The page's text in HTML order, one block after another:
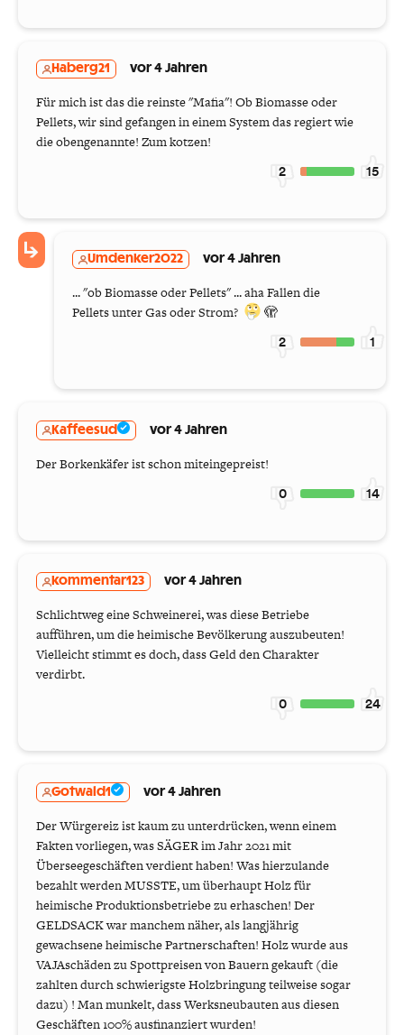
Haberg21 vor 4 Jahren
Für mich ist das die reinste "Mafia"! Ob Biomasse oder
Pellets, wir sind gefangen in einem System das regiert wie
die obengenannte! Zum kotzen!
2 15
Umdenker2022 vor 4 Jahren
... "ob Biomasse oder Pellets" ... aha Fallen die
Pellets unter Gas oder Strom?
🫣
2 1
Kaffeesud vor 4 Jahren
Der Borkenkäfer ist schon miteingepreist!
0 14
kommentar123 vor 4 Jahren
Schlichtweg eine Schweinerei, was diese Betriebe
aufführen, um die heimische Bevölkerung auszubeuten!
Vielleicht stimmt es doch, dass Geld den Charakter
verdirbt.
0 24
Gotwald1 vor 4 Jahren
Der Würgereiz ist kaum zu unterdrücken, wenn einem
Fakten vorliegen, was SÄGER im Jahr 2021 mit
Überseegeschäften verdient haben! Was hierzulande
bezahlt werden MUSSTE, um überhaupt Holz für
heimische Produktionsbetriebe zu erhaschen! Der
GELDSACK war manchem näher, als langjährig
gewachsene heimische Partnerschaften! Holz wurde aus
VAJAschäden zu Spottpreisen von Bauern gekauft (die
zahlten durch schwierigste Holzbringung teilweise sogar
dazu) ! Man munkelt, dass Werksneubauten aus diesen
Geschäften 100% ausfinanziert wurden!